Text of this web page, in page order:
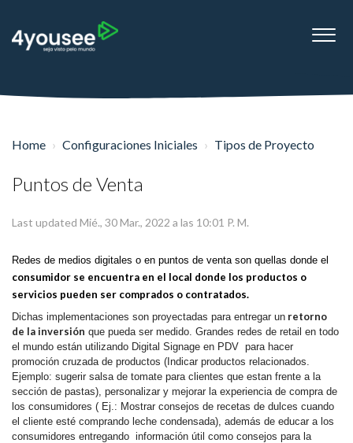
Home Configuraciones Iniciales Tipos de Proyecto
Puntos de Venta
Last updated Mié., 30 Mar., 2022 a las 10:01 P. M.
Redes de medios digitales o en puntos de venta son quellas donde el
consumidor se encuentra en el local donde los productos o
servicios pueden ser comprados o contratados.
Dichas implementaciones son proyectadas para entregar un retorno
de la inversión que pueda ser medido. Grandes redes de retail en todo
el mundo están utilizando Digital Signage en PDV para hacer
promoción cruzada de productos (Indicar productos relacionados.
Ejemplo: sugerir salsa de tomate para clientes que estan frente a la
sección de pastas), personalizar y mejorar la experiencia de compra de
los consumidores ( Ej.: Mostrar consejos de recetas de dulces cuando
el cliente esté comprando leche condensada), además de educar a los
consumidores entregando información útil como consejos para la